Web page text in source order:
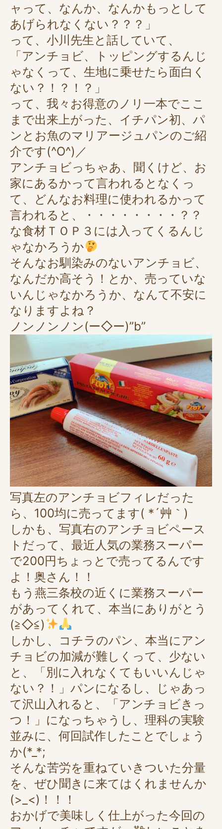
ャって、なんか、なんかもっとして
あげられなくない？？？」
って、小川先生と話していて、
「アンチョビ、トッピングするんじ
ゃなくって、生地に乗せたら面白く
ない？！？！？」
って、我々お得意のノリ一本でここ
まで出来上がった、イチパン初、パ
ンとお魚のマリアージュパンのご紹
介です(^O^)／
アンチョビっちゃあ、聞くけど、お
家にあるかって言われるとなくっ
て、どんなお料理に使われるかって
言われると、・・・・・・・・？？
な食材ＴＯＰ３には入ってくるんじ
ゃなかろうか
そんなお馴染みのないアンチョビ、
なんだか高そう！とか、売っていな
いんじゃなかろうか、なんて不安に
なりますよね？
ノンノンノン(ー◇ー)”b”
写真左のアンチョビフィレだった
ら、100均に売ってます( *´艸｀)
しかも、写真右のアンチョビペース
トだって、最近人気の業務スーパー
で200円ちょっとで売ってるんです
よ！奥さん！！
もう燕三条校の近くに業務スーパー
があってくれて、本当にありがとう
(≧◇≦)
しかし、コチラのパン、本当にアン
チョビの加減が難しくって、少ない
と、「別に入れなくてもいいんじゃ
ない？！」パンになるし、じゃあっ
て沢山入れると、「アンチョビきっ
つ！」になっちゃうし、理科の実験
並みに、何回試作したことでしょう
か(*_*;
そんな苦労を重ねていきついた分量
を、ぜひ聞きに来てはくれませんか
(>_<)！！！
おかげで美味しく仕上がった今回の